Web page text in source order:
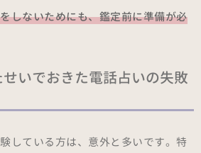
しないためにも、鑑定前に準備が必
いでおきた電話占いの失敗
している方は、意外と多いです。特